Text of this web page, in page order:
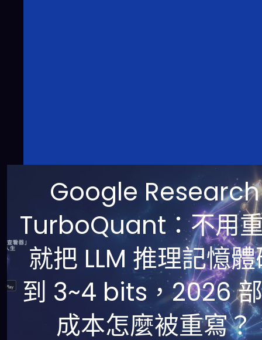
Google Research
TurboQuant：不用
就把 LLM 推理記憶
到 3~4 bits，2026
成本怎麼被重寫？